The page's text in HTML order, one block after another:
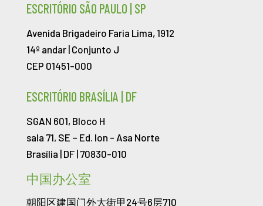
ESCRITÓRIO SÃO PAULO | SP
Avenida Brigadeiro Faria Lima, 1912
14º andar | Conjunto J
CEP 01451-000
ESCRITÓRIO BRASÍLIA | DF
SGAN 601, Bloco H
sala 71, SE – Ed. Ion - Asa Norte
Brasília | DF | 70830-010
中国办公室
朝阳区建国门外大街甲24号6层710